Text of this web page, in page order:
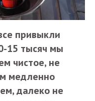
привыкли
15 тысяч мы
чистое, не
медленно
далеко не